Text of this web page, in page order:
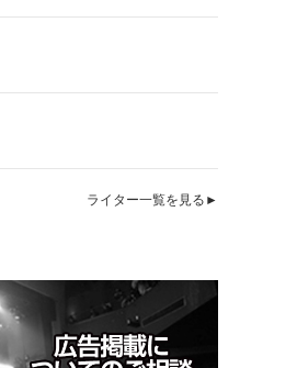
ライター一覧を見る►